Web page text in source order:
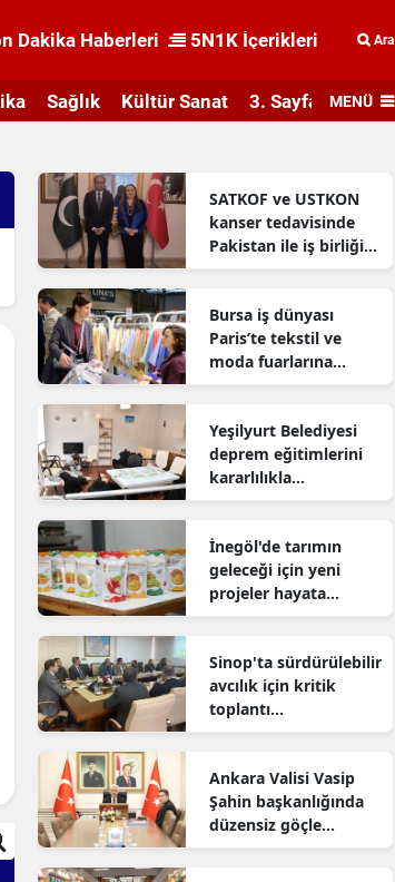
Dakika Haberleri 5N1K İçerikleri Ara
Sağlık Kültür Sanat 3. Sayfa MENÜ
SATKOF ve USTKON
kanser tedavisinde
Pakistan ile iş birliği
geliştiriyor
Bursa iş dünyası
Paris’te tekstil ve
moda fuarlarına
katıldı
Yeşilyurt Belediyesi
deprem eğitimlerini
kararlılıkla
sürdürüyor
İnegöl'de tarımın
geleceği için yeni
projeler hayata
geçiriliyor
Sinop'ta sürdürülebilir
avcılık için kritik
toplantı
gerçekleştirildi
Ankara Valisi Vasip
Şahin başkanlığında
düzensiz göçle
mücadele toplantısı